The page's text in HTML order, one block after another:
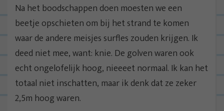
Na het boodschappen doen moesten we een
beetje opschieten om bij het strand te komen
waar de andere meisjes surfles zouden krijgen. Ik
deed niet mee, want: knie. De golven waren ook
echt ongelofelijk hoog, nieeeet normaal. Ik kan het
totaal niet inschatten, maar ik denk dat ze zeker
2,5m hoog waren.